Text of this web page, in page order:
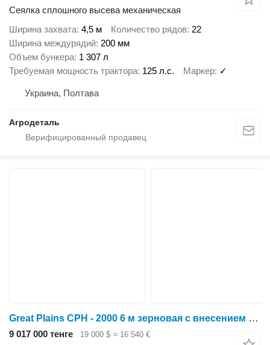
Сеялка сплошного высева механическая
Ширина захвата 4,5 м Количество рядов 22
Ширина междурядий 200 мм
Объем бункера 1 307 л
Требуемая мощность трактора 125 л.с. Маркер ✓
Украина, Полтава
Агродеталь
Great Plains CPH - 2000 6 м зерновая с внесением сухих минеральных удобрений
9 017 000 тенге 19 000 $ ≈ 16 540 €